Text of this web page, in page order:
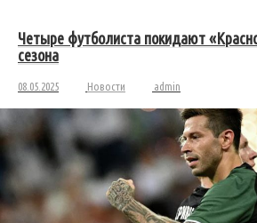
Четыре футболиста покидают
сезона
08.05.2025 Новости admin